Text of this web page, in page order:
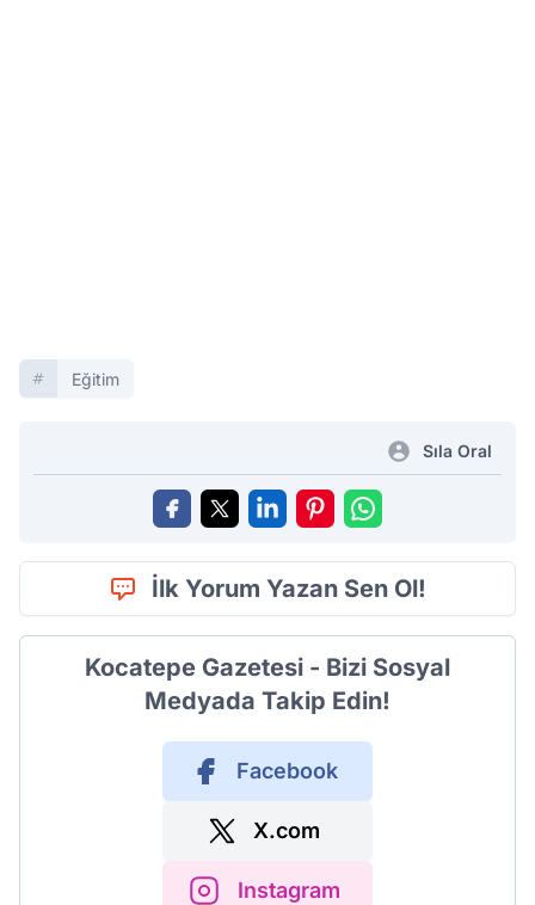
Eğitim
Sıla Oral
İlk Yorum Yazan Sen Ol!
Kocatepe Gazetesi - Bizi Sosyal
Medyada Takip Edin!
Facebook
X.com
Instagram